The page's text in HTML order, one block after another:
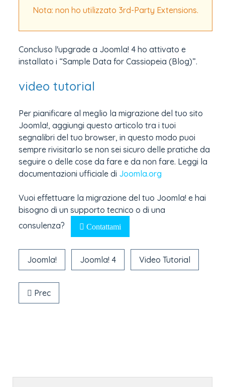
Nota: non ho utilizzato 3rd-Party Extensions.
Concluso l'upgrade a Joomla! 4 ho attivato e
installato i “Sample Data for Cassiopeia (Blog)”.
video tutorial
Per pianificare al meglio la migrazione del tuo sito
Joomla!, aggiungi questo articolo tra i tuoi
segnalibri del tuo browser, in questo modo puoi
sempre rivisitarlo se non sei sicuro delle pratiche da
seguire o delle cose da fare e da non fare. Leggi la
documentazioni ufficiale di Joomla.org
Vuoi effettuare la migrazione del tuo Joomla! e hai
bisogno di un supporto tecnico o di una
consulenza?
Contattami
Joomla! Joomla! 4 Video Tutorial
Articolo precedente: Joomla! 4 Relese Updates
Prec